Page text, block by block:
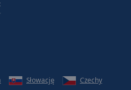
Słowację
Czechy